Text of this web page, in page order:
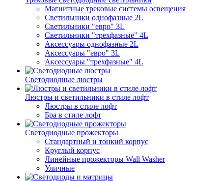
Магнитные трековые системы освещения
Светильники однофазные 2L
Светильники "евро" 3L
Светильники "трехфазные" 4L
Аксессуары однофазные 2L
Аксессуары "евро" 3L
Аксессуары "трехфазные" 4L
Светодиодные люстры
Люстры и светильники в стиле лофт
Люстры в стиле лофт
Бра в стиле лофт
Светодиодные прожекторы
Стандартный и тонкий корпус
Круглый корпус
Линейные прожекторы Wall Washer
Уличные